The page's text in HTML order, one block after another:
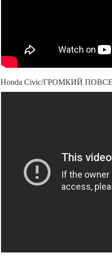
Honda Civic/ГРОМКИЙ